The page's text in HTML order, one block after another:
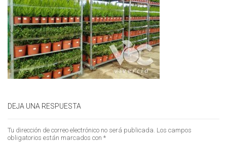
DEJA UNA RESPUESTA
Tu dirección de correo electrónico no será publicada. Los campos
obligatorios están marcados con *